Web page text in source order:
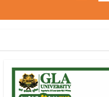
कमिश्नर बनाया